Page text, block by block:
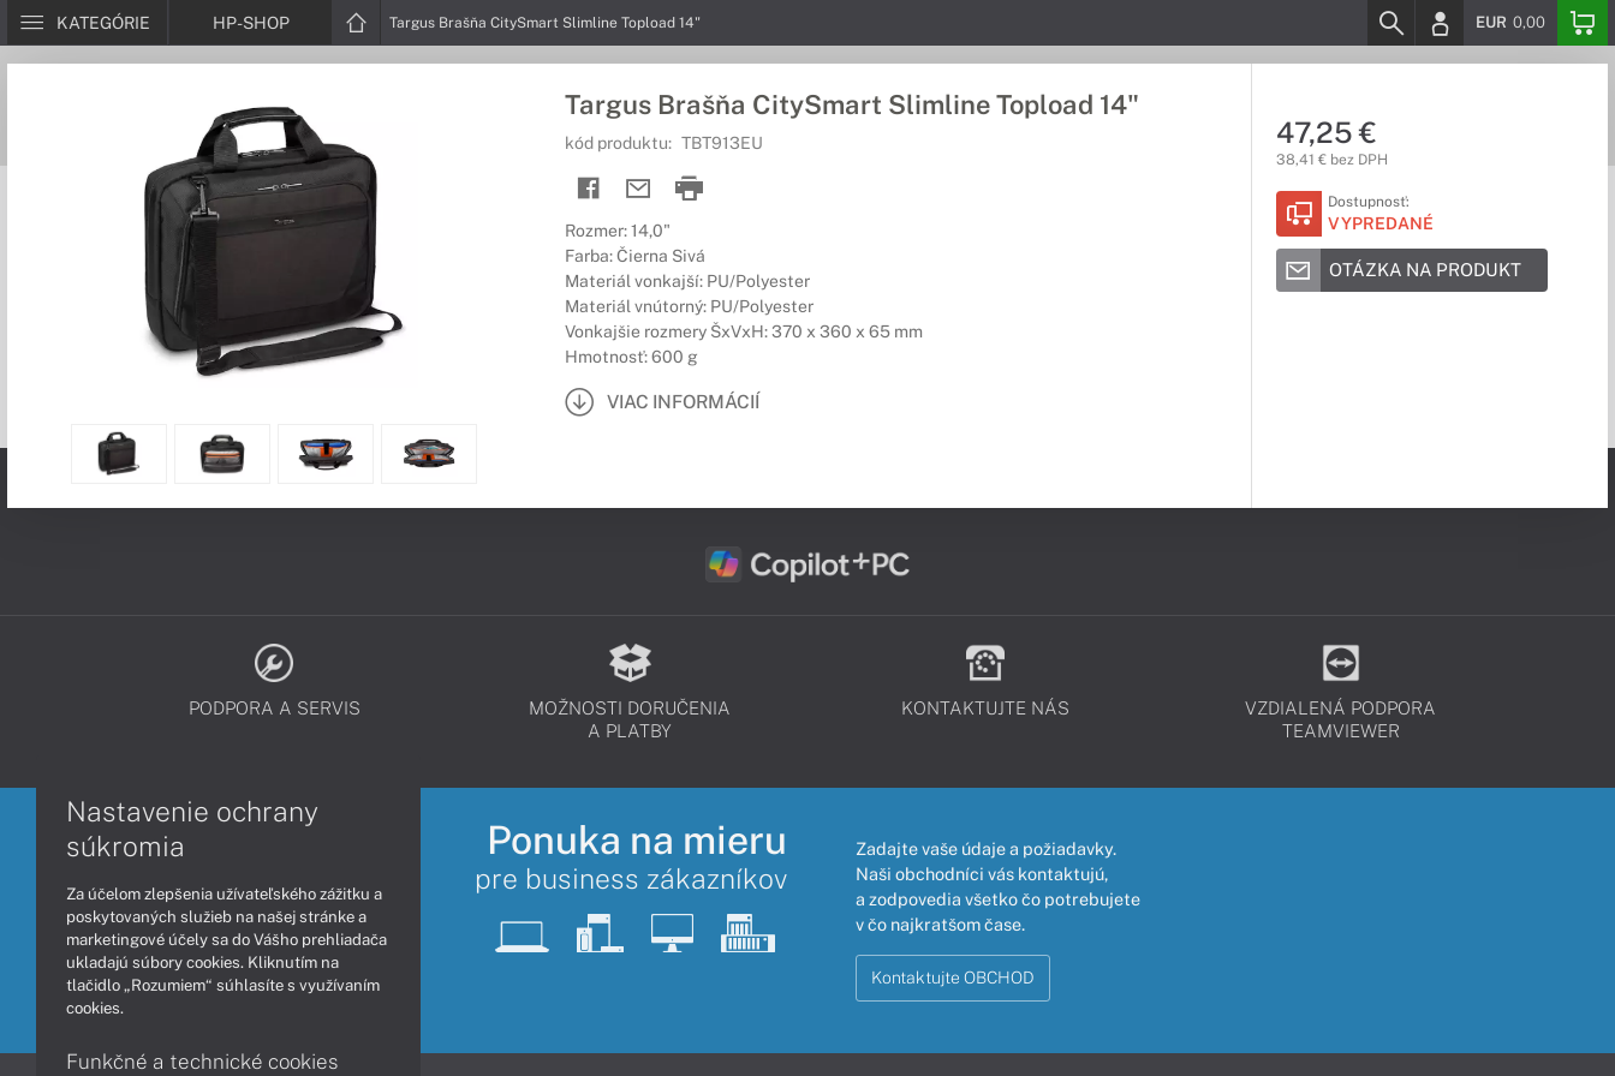
KATEGÓRIE HP-SHOP Targus Brašňa CitySmart Slimline Topload 14" EUR 0,00
Targus Brašňa CitySmart Slimline Topload 14"
kód produktu: TBT913EU
Rozmer: 14,0"
Farba: Čierna Sivá
Materiál vonkajší: PU/Polyester
Materiál vnútorný: PU/Polyester
Vonkajšie rozmery ŠxVxH: 370 x 360 x 65 mm
Hmotnosť: 600 g
VIAC INFORMÁCIÍ
47,25 €
38,41 € bez DPH
Dostupnosť:
VYPREDANÉ
OTÁZKA NA PRODUKT
PODPORA A SERVIS
MOŽNOSTI DORUČENIA
A PLATBY
KONTAKTUJTE NÁS
VZDIALENÁ PODPORA
TEAMVIEWER
Ponuka na mieru
pre business zákazníkov
Zadajte vaše údaje a požiadavky.
Naši obchodníci vás kontaktujú,
a zodpovedia všetko čo potrebujete
v čo najkratšom čase.
Kontaktujte OBCHOD
Nastavenie ochrany
súkromia
Za účelom zlepšenia užívateľského zážitku a
poskytovaných služieb na našej stránke a
marketingové účely sa do Vášho prehliadača
ukladajú súbory cookies. Kliknutím na
tlačidlo „Rozumiem“ súhlasíte s využívaním
cookies.
Funkčné a technické cookies